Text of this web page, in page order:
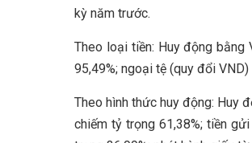
kỳ năm trước.
Theo loại tiền: Huy động
95,49%; ngoại tệ (quy đổi
Theo hình thức huy động: Huy
chiếm tỷ trọng 61,38%; tiền